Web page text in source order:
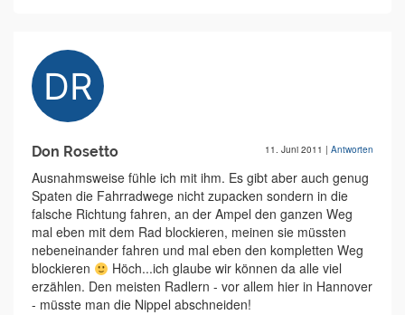
Don Rosetto 11. Juni 2011 | Antworten
Ausnahmsweise fühle ich mit ihm. Es gibt aber auch genug
Spaten die Fahrradwege nicht zupacken sondern in die
falsche Richtung fahren, an der Ampel den ganzen Weg
mal eben mit dem Rad blockieren, meinen sie müssten
nebeneinander fahren und mal eben den kompletten Weg
blockieren
Höch...ich glaube wir können da alle viel
erzählen. Den meisten Radlern - vor allem hier in Hannover
- müsste man die Nippel abschneiden!